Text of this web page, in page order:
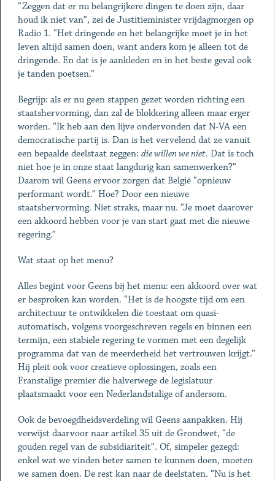
“Zeggen dat er nu belangrijkere dingen te doen zijn, daar
houd ik niet van”, zei de Justitieminister vrijdagmorgen op
Radio 1. “Het dringende en het belangrijke moet je in het
leven altijd samen doen, want anders kom je alleen tot de
dringende. En dat is je aankleden en in het beste geval ook
je tanden poetsen.”
Begrijp: als er nu geen stappen gezet worden richting een
staatshervorming, dan zal de blokkering alleen maar erger
worden. “Ik heb aan den lijve ondervonden dat N-VA een
democratische partij is. Dan is het vervelend dat ze vanuit
een bepaalde deelstaat zeggen: die willen we niet. Dat is toch
niet hoe je in onze staat langdurig kan samenwerken?”
Daarom wil Geens ervoor zorgen dat België “opnieuw
performant wordt.” Hoe? Door een nieuwe
staatshervorming. Niet straks, maar nu. “Je moet daarover
een akkoord hebben voor je van start gaat met die nieuwe
regering.”
Wat staat op het menu?
Alles begint voor Geens bij het menu: een akkoord over wat
er besproken kan worden. “Het is de hoogste tijd om een
architectuur te ontwikkelen die toestaat om quasi-
automatisch, volgens voorgeschreven regels en binnen een
termijn, een stabiele regering te vormen met een degelijk
programma dat van de meerderheid het vertrouwen krijgt.”
Hij pleit ook voor creatieve oplossingen, zoals een
Franstalige premier die halverwege de legislatuur
plaatsmaakt voor een Nederlandstalige of andersom.
Ook de bevoegdheidsverdeling wil Geens aanpakken. Hij
verwijst daarvoor naar artikel 35 uit de Grondwet, “de
gouden regel van de subsidiariteit”. Of, simpeler gezegd:
enkel wat we vinden beter samen te kunnen doen, moeten
we samen doen. De rest kan naar de deelstaten. “Nu is het